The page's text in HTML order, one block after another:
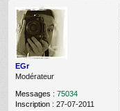
EGr
Modérateur
Messages : 75034
Inscription : 27-07-2011